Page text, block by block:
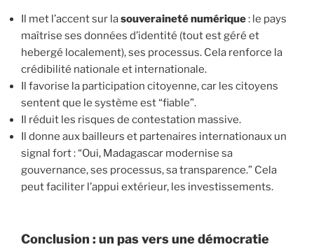
Il met l’accent sur lasouveraineté numérique: le pays
maîtrise ses données d’identité (tout est géré et
hebergé localement), ses processus. Cela renforce la
crédibilité nationale et internationale.
Il favorise la participation citoyenne, car les citoyens
sentent que le système est “fiable”.
Il réduit les risques de contestation massive.
Il donne aux bailleurs et partenaires internationaux un
signal fort : “Oui, Madagascar modernise sa
gouvernance, ses processus, sa transparence.” Cela
peut faciliter l’appui extérieur, les investissements.
Conclusion : un pas vers une démocratie